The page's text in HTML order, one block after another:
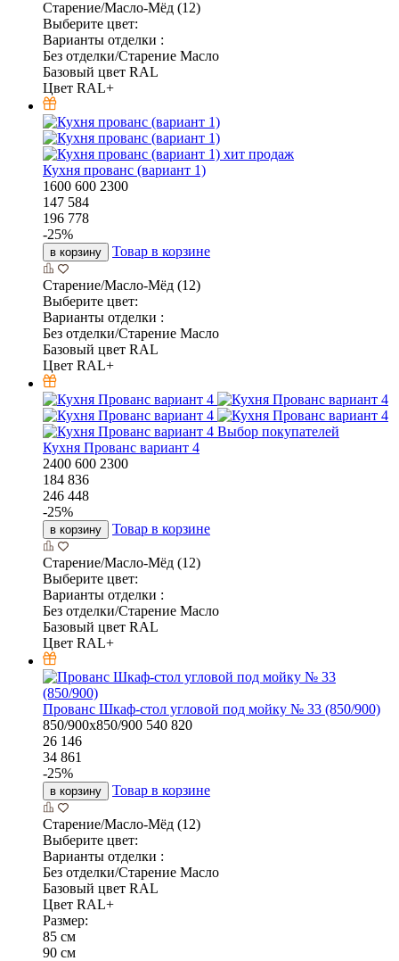
Старение/Масло-Мёд (12)
Выберите цвет:
Варианты отделки :
Без отделки/Старение Масло
Базовый цвет RAL
Цвет RAL+
хит продаж
Кухня прованс (вариант 1)
1600 600 2300
147 584
196 778
-25%
в корзину Товар в корзине
Старение/Масло-Мёд (12)
Выберите цвет:
Варианты отделки :
Без отделки/Старение Масло
Базовый цвет RAL
Цвет RAL+
Выбор покупателей
Кухня Прованс вариант 4
2400 600 2300
184 836
246 448
-25%
в корзину Товар в корзине
Старение/Масло-Мёд (12)
Выберите цвет:
Варианты отделки :
Без отделки/Старение Масло
Базовый цвет RAL
Цвет RAL+
Прованс Шкаф-стол угловой под мойку № 33 (850/900)
850/900х850/900 540 820
26 146
34 861
-25%
в корзину Товар в корзине
Старение/Масло-Мёд (12)
Выберите цвет:
Варианты отделки :
Без отделки/Старение Масло
Базовый цвет RAL
Цвет RAL+
Размер:
85 см
90 см